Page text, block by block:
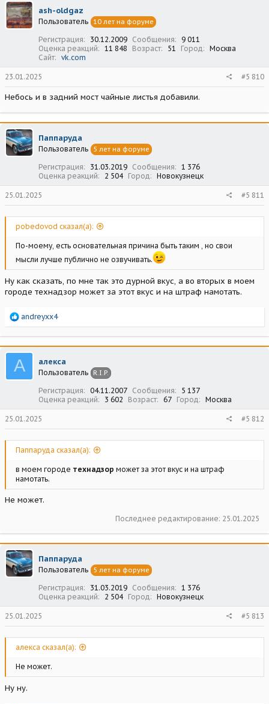
ash-oldgaz
Пользователь 10 лет на форуме
Регистрация 30.12.2009 Сообщения
9 011
Оценка реакций
11 848 Возраст 51 Город
Москва
Сайт
vk.com
23.01.2025 #5 810
Небось и в задний мост чайные листья добавили.
Паппаруда
Пользователь 5 лет на форуме
Регистрация 31.03.2019 Сообщения
1 376
Оценка реакций
2 504 Город Новокузнецк
25.01.2025 #5 811
pobedovod сказал(а):
По-моему, есть основательная причина быть таким , но свои
мысли лучше публично не озвучивать.
Ну как сказать, по мне так это дурной вкус, а во вторых в моем
городе технадзор может за этот вкус и на штраф намотать.
Р
а
к
ц
и
и
andreyxx4
А алекса
Пользователь R.I.P.
Регистрация 04.11.2007 Сообщения
5 137
Оценка реакций
3 602 Возраст 67 Город Москва
25.01.2025 #5 812
Паппаруда сказал(а):
в моем городе технадзор может за этот вкус и на штраф
намотать.
Не может.
Последнее редактирование: 25.01.2025
Паппаруда
Пользователь 5 лет на форуме
Регистрация 31.03.2019 Сообщения
1 376
Оценка реакций
2 504 Город Новокузнецк
25.01.2025 #5 813
алекса сказал(а):
Не может.
Ну ну.